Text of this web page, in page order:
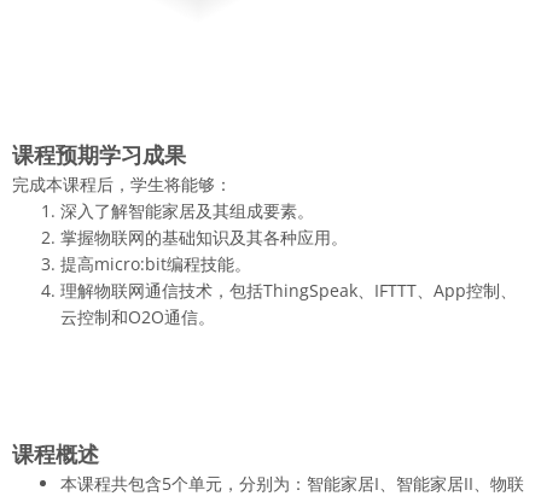
课程预期学习成果
完成本课程后，学生将能够：
深入了解智能家居及其组成要素。
掌握物联网的基础知识及其各种应用。
提高micro:bit编程技能。
理解物联网通信技术，包括ThingSpeak、IFTTT、App控制、
云控制和O2O通信。
课程概述
本课程共包含5个单元，分别为：智能家居I、智能家居II、物联